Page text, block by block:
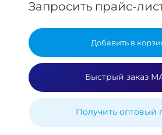
Запросить прайс-
Добавить в
Быстрый заказ
Получить оптовый